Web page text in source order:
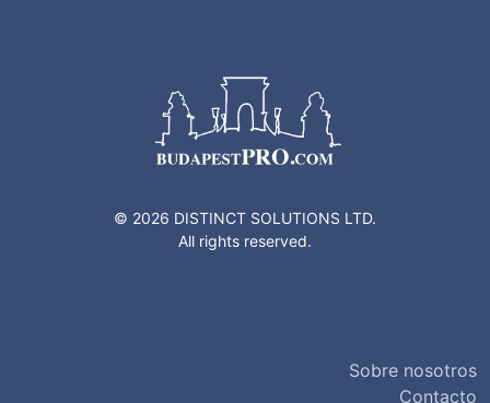
© 2026 DISTINCT SOLUTIONS LTD.
All rights reserved.
Sobre nosotros
Contacto